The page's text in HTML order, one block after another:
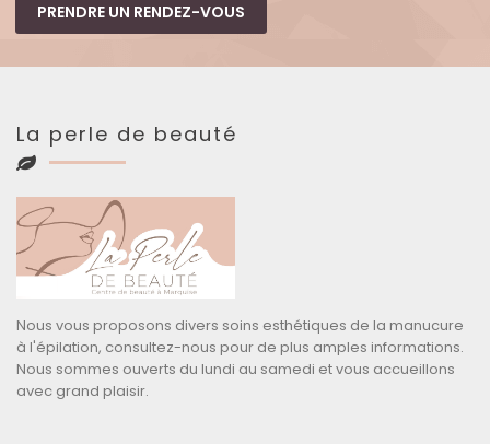
PRENDRE UN RENDEZ-VOUS
La perle de beauté
Nous vous proposons divers soins esthétiques de la manucure
à l'épilation, consultez-nous pour de plus amples informations.
Nous sommes ouverts du lundi au samedi et vous accueillons
avec grand plaisir.